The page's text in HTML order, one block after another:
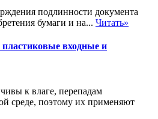
подлинности документа
бумаги и на... Читать»
пластиковые входные и
к влаге, перепадам
среде, поэтому их применяют